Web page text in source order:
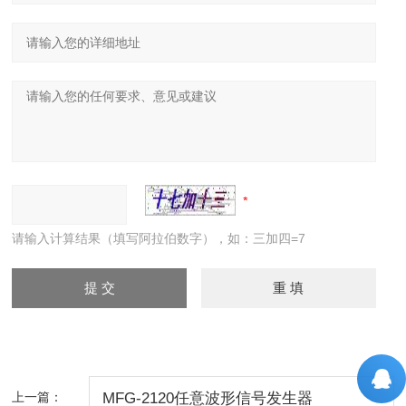
请输入计算结果（填写阿拉伯数字），如：三加四=7
上一篇： MFG-2120任意波形信号发生器